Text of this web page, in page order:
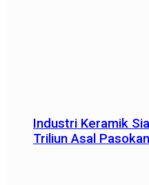
Industri Keramik
Triliun Asal